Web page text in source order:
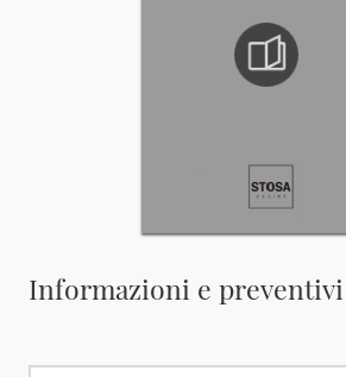
Informazioni e preventivi